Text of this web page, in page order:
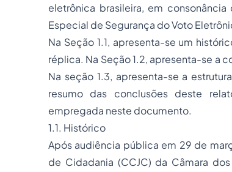
eletrônica brasileira, em
Especial de Segurança do Voto
Na Seção 1.1, apresenta-se um
réplica. Na Seção 1.2, apresenta-se a
Na seção 1.3, apresenta-se a
resumo das conclusões deste
empregada neste documento.
1.1. Histórico
Após audiência pública em 29 de
de Cidadania (CCJC) da Câmara